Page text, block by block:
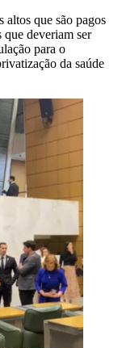
altos que são pagos
deveriam ser
para o
da saúde